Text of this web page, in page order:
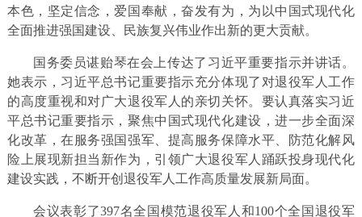
本色，坚定信念，爱国奉献，奋发有为，为以中国式现代化
全面推进强国建设、民族复兴伟业作出新的更大贡献。
国务委员谌贻琴在会上传达了习近平重要指示并讲话。
她表示，习近平总书记重要指示充分体现了对退役军人工作
的高度重视和对广大退役军人的亲切关怀。要认真落实习近
平总书记重要指示，聚焦中国式现代化建设，进一步全面深
化改革，在服务强国强军、提高服务保障水平、防范化解风
险上展现新担当新作为，引领广大退役军人踊跃投身现代化
建设实践，不断开创退役军人工作高质量发展新局面。
会议表彰了397名全国模范退役军人和100个全国退役军